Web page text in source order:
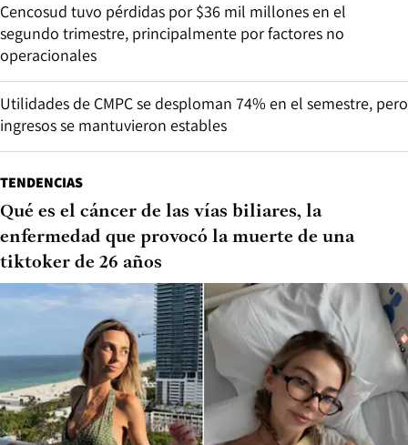
Cencosud tuvo pérdidas por $36 mil millones en el
segundo trimestre, principalmente por factores no
operacionales
Utilidades de CMPC se desploman 74% en el semestre, pero
ingresos se mantuvieron estables
TENDENCIAS
Qué es el cáncer de las vías biliares, la
enfermedad que provocó la muerte de una
tiktoker de 26 años